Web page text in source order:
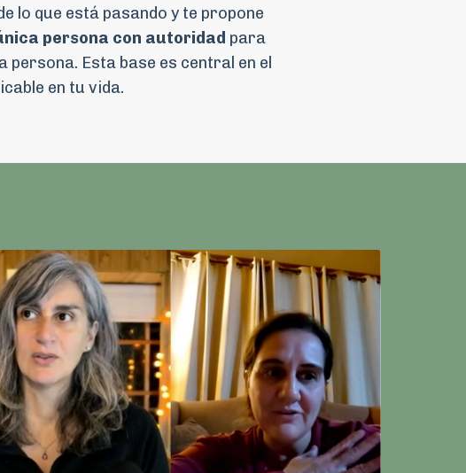
lo que está pasando y te propone
persona con autoridad para
Esta base es central en el
en tu vida.